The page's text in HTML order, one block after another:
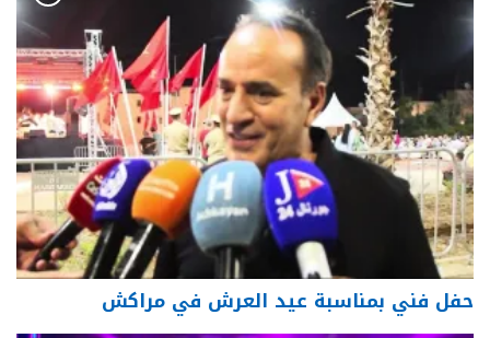
حفل فني بمناسبة عيد العرش في مراكش